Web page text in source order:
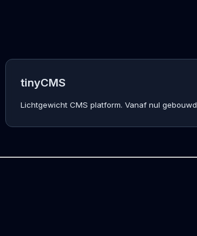
tinyCMS
Lichtgewicht CMS platform. Vanaf nul gebouwd